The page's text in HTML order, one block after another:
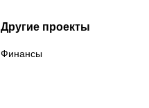
Другие проекты
Финансы